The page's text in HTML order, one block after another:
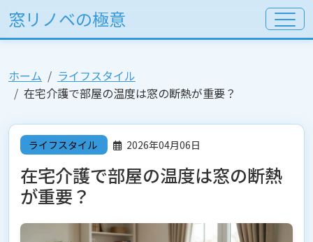
窓リノベの極意
ホーム
ライフスタイル
在宅介護で部屋の温度は窓の断熱が重要？
ライフスタイル 2026年04月06日
在宅介護で部屋の温度は窓の断熱
が重要？